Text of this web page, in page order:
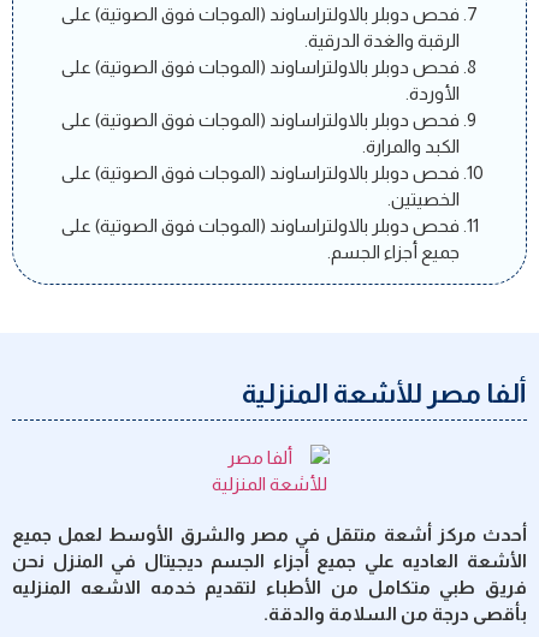
فحص دوبلر بالاولتراساوند (الموجات فوق الصوتية) على
الرقبة والغدة الدرقية.
فحص دوبلر بالاولتراساوند (الموجات فوق الصوتية) على
الأوردة.
فحص دوبلر بالاولتراساوند (الموجات فوق الصوتية) على
الكبد والمرارة.
فحص دوبلر بالاولتراساوند (الموجات فوق الصوتية) على
الخصيتين.
فحص دوبلر بالاولتراساوند (الموجات فوق الصوتية) على
جميع أجزاء الجسم.
ألفا مصر للأشعة المنزلية
أحدث مركز أشعة متنقل في مصر والشرق الأوسط لعمل جميع
الأشعة العاديه علي جميع أجزاء الجسم ديجيتال في المنزل نحن
فريق طبي متكامل من الأطباء لتقديم خدمه الاشعه المنزليه
بأقصى درجة من السلامة والدقة.